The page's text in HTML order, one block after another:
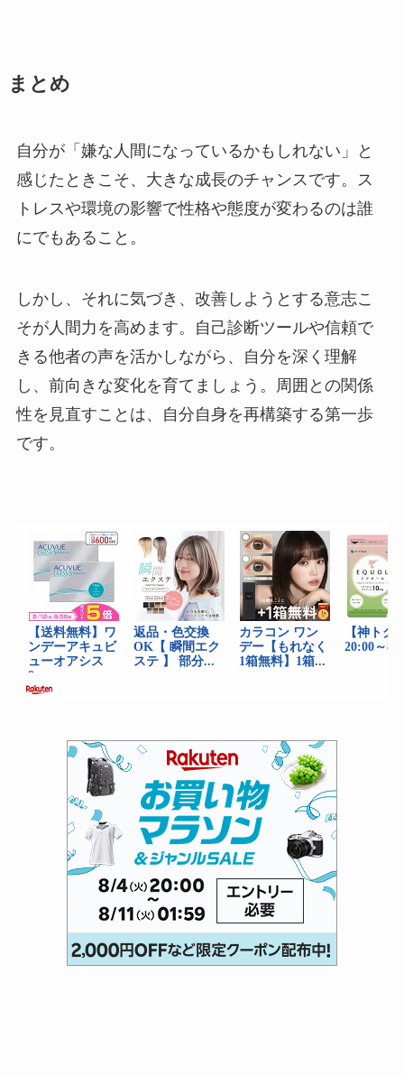
まとめ
自分が「嫌な人間になっているかもしれない」と
感じたときこそ、大きな成長のチャンスです。ス
トレスや環境の影響で性格や態度が変わるのは誰
にでもあること。
しかし、それに気づき、改善しようとする意志こ
そが人間力を高めます。自己診断ツールや信頼で
きる他者の声を活かしながら、自分を深く理解
し、前向きな変化を育てましょう。周囲との関係
性を見直すことは、自分自身を再構築する第一歩
です。